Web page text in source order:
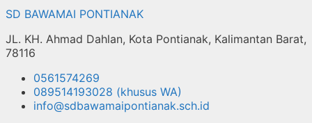
SD BAWAMAI PONTIANAK
JL. KH. Ahmad Dahlan, Kota Pontianak, Kalimantan Barat,
78116
0561574269
089514193028 (khusus WA)
info@sdbawamaipontianak.sch.id